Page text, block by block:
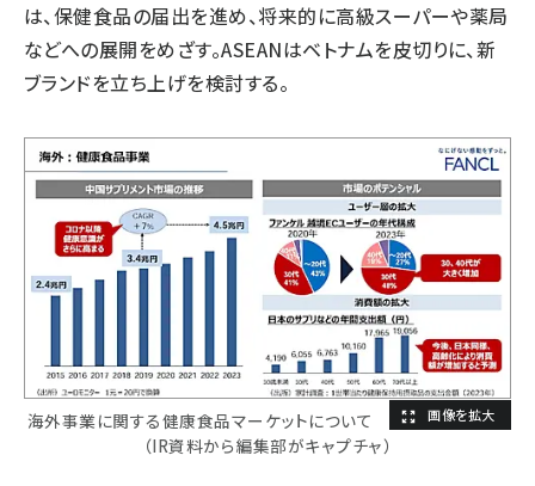
は、保健食品の届出を進め、将来的に高級スーパーや薬局
などへの展開をめざす。ASEANはベトナムを皮切りに、新
ブランドを立ち上げを検討する。
海外事業に関する健康食品マーケットについて
（IR資料から編集部がキャプチャ）